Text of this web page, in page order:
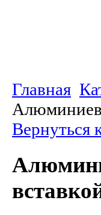
Главная
Вернуться